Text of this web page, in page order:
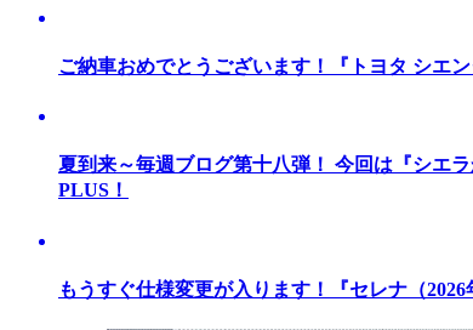
ご納車おめでとうございます！『トヨタ シエン
夏到来～毎週ブログ第十八弾！ 今回は『シエ
PLUS！
もうすぐ仕様変更が入ります！『セレナ（